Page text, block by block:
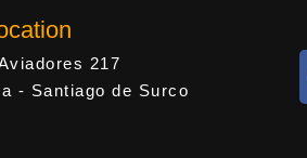
217
- Santiago de Surco